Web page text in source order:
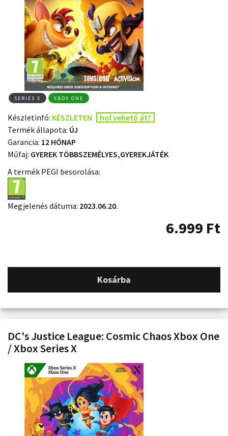
SERIES X XBOX ONE
Készletinfó: KÉSZLETEN
hol vehető át?
Termék állapota: ÚJ
Garancia: 12 HÓNAP
Műfaj: GYEREK TÖBBSZEMÉLYES,GYEREKJÁTÉK
A termék PEGI besorolása:
Megjelenés dátuma: 2023.06.20.
6.999 Ft
Kosárba
DC's Justice League: Cosmic Chaos Xbox One
/ Xbox Series X